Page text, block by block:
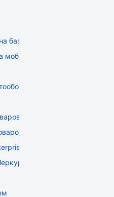
базе OLAP DRUID
мобильных устройствах
(РБ)